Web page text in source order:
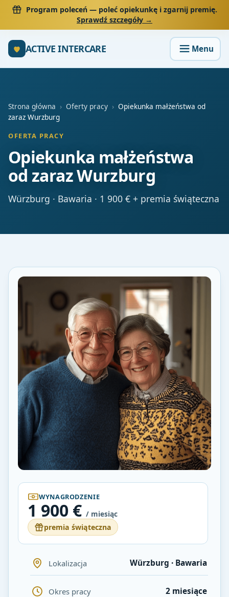
Program poleceń— poleć opiekunkę i zgarnij premię.
Sprawdź szczegóły →
ACTIVE INTERCARE
Strona główna › Oferty pracy › Opiekunka małżeństwa od
zaraz Wurzburg
OFERTA PRACY
Opiekunka małżeństwa
od zaraz Wurzburg
Würzburg · Bawaria · 1 900 € + premia świąteczna
WYNAGRODZENIE
1 900 € / miesiąc
premia świąteczna
Lokalizacja Würzburg · Bawaria
Okres pracy 2 miesiące